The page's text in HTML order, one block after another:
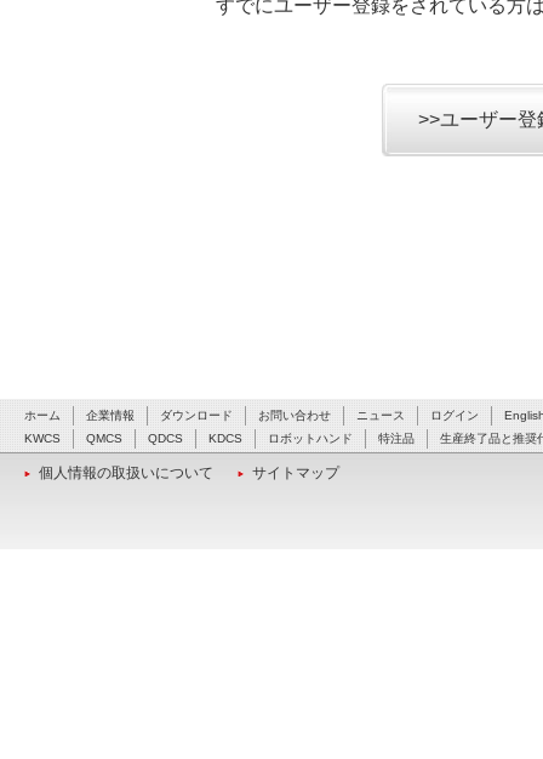
すでにユーザー登録をされている方
>>ユーザー
ホーム 企業情報 ダウンロード お問い合わせ ニュース ログイン
KWCS
QMCS QDCS KDCS ロボットハンド 特注品 生産終了品と推奨
個人情報の取扱いについて サイトマップ